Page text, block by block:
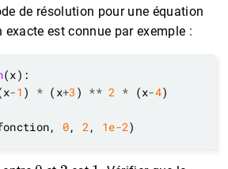
de résolution pour une équation
est connue par exemple :
-1 ) * (x+3 ) ** 2 * (x-4
0, 2 , 1e-2
0 2 1